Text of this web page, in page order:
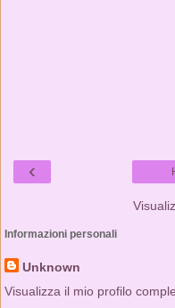
‹
Informazioni personali
Unknown
Visualizza il mio profilo